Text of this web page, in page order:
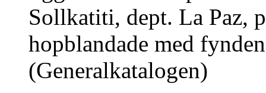
Sollkatiti, dept. La Paz,
hopblandade med
(Generalkatalogen)